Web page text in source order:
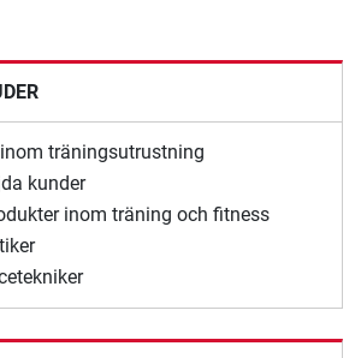
träningsutrustning
kunder
inom träning och fitness